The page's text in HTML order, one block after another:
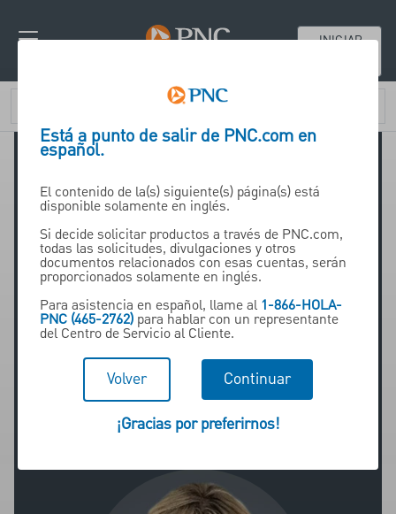
INICIAR
Caroline Stade
PNC Bank Canada
Está a punto de salir de PNC.com en
español.
El contenido de la(s) siguiente(s) página(s) está
disponible solamente en inglés.
Si decide solicitar productos a través de PNC.com,
todas las solicitudes, divulgaciones y otros
documentos relacionados con esas cuentas, serán
proporcionados solamente en inglés.
Para asistencia en español, llame al 1-866-HOLA-
PNC (465-2762)para hablar con un representante
del Centro de Servicio al Cliente.
Volver Continuar
¡Gracias por preferirnos!